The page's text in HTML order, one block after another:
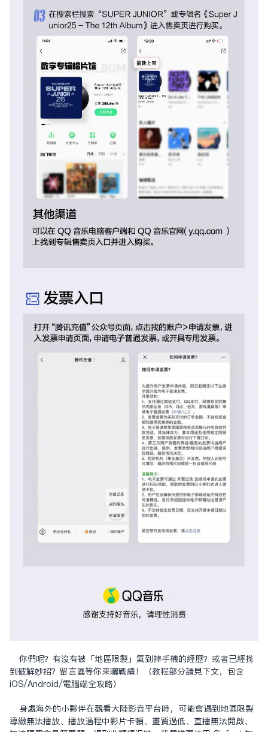
你們呢？有沒有被「地區限制」氣到摔手機的經歷？或者已經找
到破解妙招？留言區等你來曬戰績！（教程部分請見下文，包含
iOS/Android/電腦端全攻略）
身處海外的小夥伴在觀看大陸影音平台時，可能會遇到地區限制
導致無法播放、播放過程中影片卡頓、畫質過低、直播無法開啟、